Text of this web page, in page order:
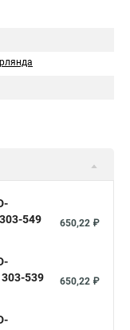
549
650,22 ₽
539
650,22 ₽